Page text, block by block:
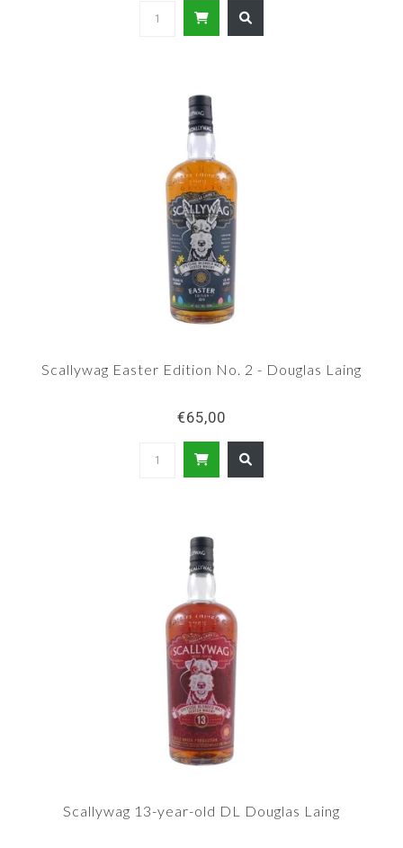
Scallywag Easter Edition No. 2 - Douglas Laing
€65,00
Scallywag 13-year-old DL Douglas Laing